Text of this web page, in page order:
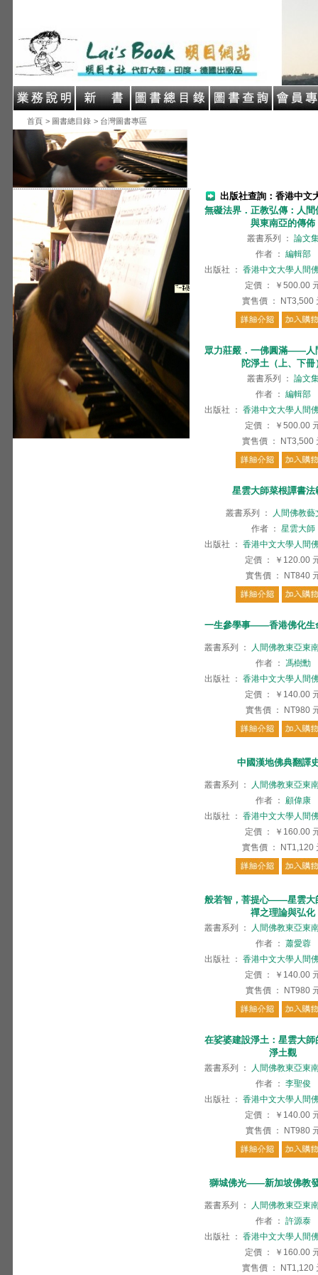
首頁 > 圖書總目錄 > 台灣圖書專區
出版社查詢：香港中文
無礙法界．正教弘傳：人
與東南亞的傳佈
叢書系列 ： 論文
作者 ： 編輯部
出版社
： 香港中文大學人間
定價 ： ￥500.00
實售價 ： NT3,500
眾力莊嚴．一佛圓滿——人
陀淨土（上、下冊
叢書系列 ： 論文
作者 ： 編輯部
出版社
： 香港中文大學人間
定價 ： ￥500.00
實售價 ： NT3,500
星雲大師菜根譚書法
叢書系列 ：
人間佛教藝
作者 ： 星雲大師
出版社
： 香港中文大學人間
定價 ： ￥120.00
實售價 ： NT840
一生參學事——香港佛化生
叢書系列 ：
人間佛教東亞東
作者 ： 馮樹勳
出版社
： 香港中文大學人間
定價 ： ￥140.00
實售價 ： NT980
中國漢地佛典翻譯
叢書系列 ：
人間佛教東亞東
作者 ： 顧偉康
出版社
： 香港中文大學人間
定價 ： ￥160.00
實售價 ： NT1,120
般若智，菩提心——星雲大
禪之理論與弘化
叢書系列 ：
人間佛教東亞東
作者 ： 蕭愛蓉
出版社
： 香港中文大學人間
定價 ： ￥140.00
實售價 ： NT980
在娑婆建設淨土：星雲大
淨土觀
叢書系列 ：
人間佛教東亞東
作者 ： 李聖俊
出版社
： 香港中文大學人間
定價 ： ￥140.00
實售價 ： NT980
獅城佛光——新加坡佛教
叢書系列 ：
人間佛教東亞東
作者 ： 許源泰
出版社
： 香港中文大學人間
定價 ： ￥160.00
實售價 ： NT1,120